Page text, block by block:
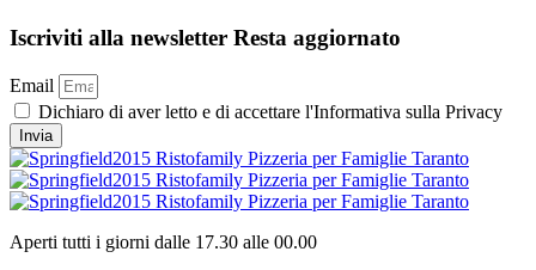
Iscriviti alla newsletter Resta aggiornato
Email
Dichiaro di aver letto e di accettare l'Informativa sulla Privacy
Invia
Aperti tutti i giorni dalle 17.30 alle 00.00